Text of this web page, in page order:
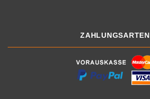
ZAHLUNGSARTEN